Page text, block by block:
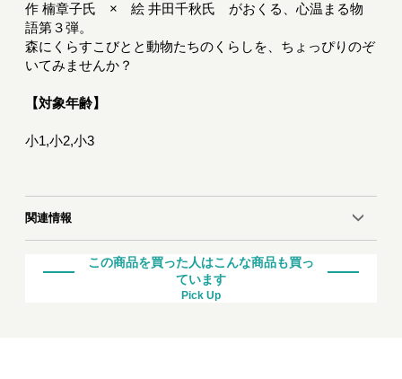
作 楠章子氏 × 絵 井田千秋氏 がおくる、心温まる物
語第３弾。
森にくらすこびとと動物たちのくらしを、ちょっぴりのぞ
いてみませんか？
【対象年齢】
小1,小2,小3
関連情報
この商品を買った人はこんな商品も買っ
ています
Pick Up